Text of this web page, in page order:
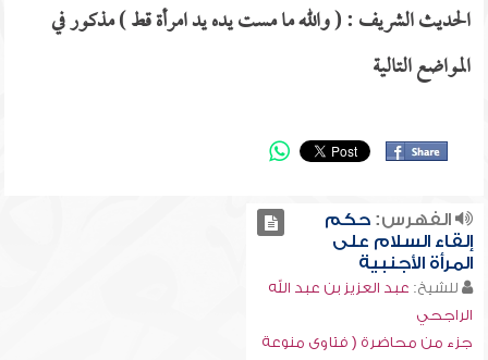
الحديث الشريف : ( والله ما مست يده يد امرأة قط ) مذكور في
المواضع التالية
الفهرس:حكم
إلقاء السلام على
المرأة الأجنبية
للشيخ: عبد العزيز بن عبد الله
الراجحي
جزء من محاضرة ( فتاوى منوعة